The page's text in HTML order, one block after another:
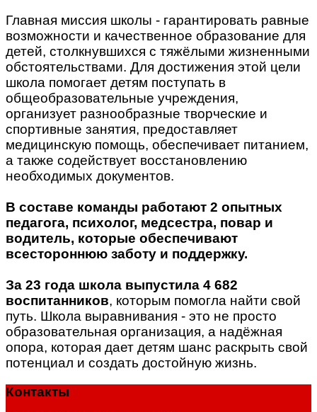
Главная миссия школы - гарантировать равные
возможности и качественное образование для
детей, столкнувшихся с тяжёлыми жизненными
обстоятельствами. Для достижения этой цели
школа помогает детям поступать в
общеобразовательные учреждения,
организует разнообразные творческие и
спортивные занятия, предоставляет
медицинскую помощь, обеспечивает питанием,
а также содействует восстановлению
необходимых документов.
В составе команды работают 2 опытных
педагога, психолог, медсестра, повар и
водитель, которые обеспечивают
всестороннюю заботу и поддержку.
За 23 года школа выпустила 4 682
воспитанников, которым помогла найти свой
путь. Школа выравнивания - это не просто
образовательная организация, а надёжная
опора, которая дает детям шанс раскрыть свой
потенциал и создать достойную жизнь.
Контакты